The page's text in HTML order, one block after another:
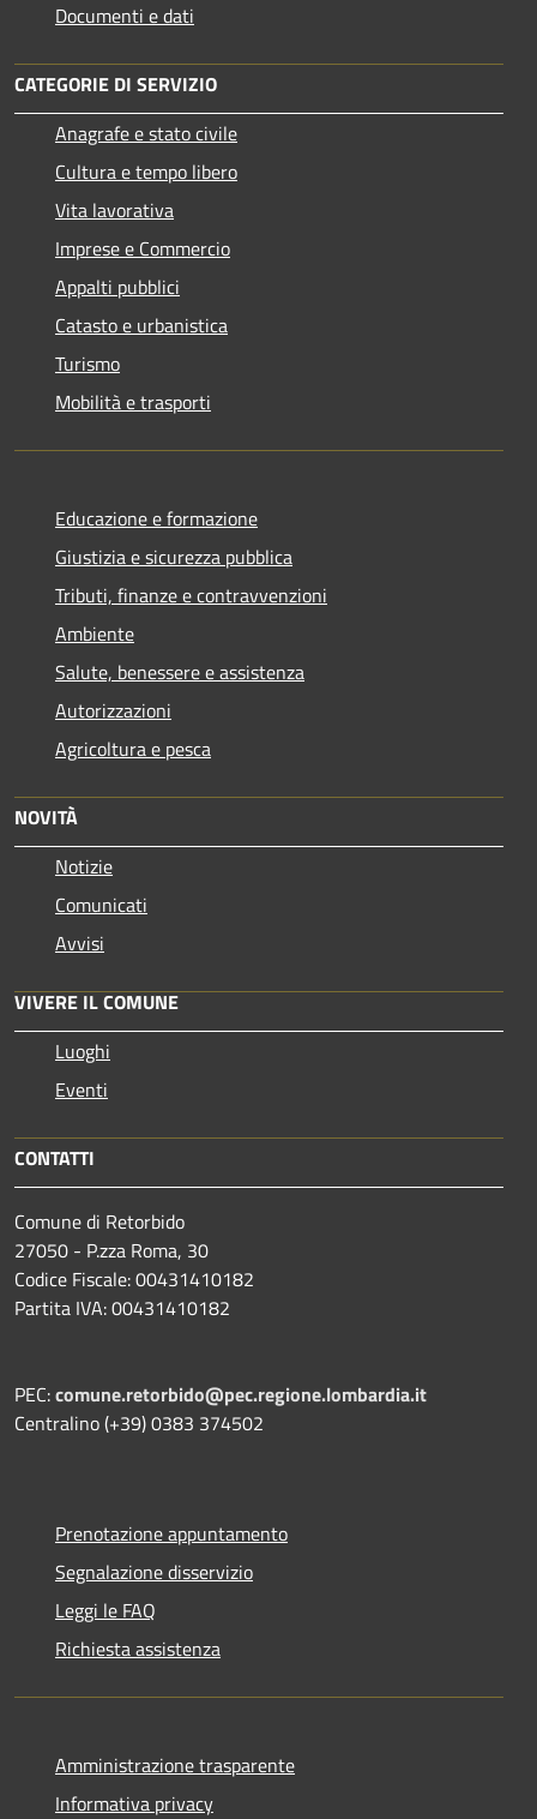
Documenti e dati
CATEGORIE DI SERVIZIO
Anagrafe e stato civile
Cultura e tempo libero
Vita lavorativa
Imprese e Commercio
Appalti pubblici
Catasto e urbanistica
Turismo
Mobilità e trasporti
Educazione e formazione
Giustizia e sicurezza pubblica
Tributi, finanze e contravvenzioni
Ambiente
Salute, benessere e assistenza
Autorizzazioni
Agricoltura e pesca
NOVITÀ
Notizie
Comunicati
Avvisi
VIVERE IL COMUNE
Luoghi
Eventi
CONTATTI
Comune di Retorbido
27050 - P.zza Roma, 30
Codice Fiscale: 00431410182
Partita IVA: 00431410182
PEC:comune.retorbido@pec.regione.lombardia.it
Centralino (+39) 0383 374502
Prenotazione appuntamento
Segnalazione disservizio
Leggi le FAQ
Richiesta assistenza
Amministrazione trasparente
Informativa privacy